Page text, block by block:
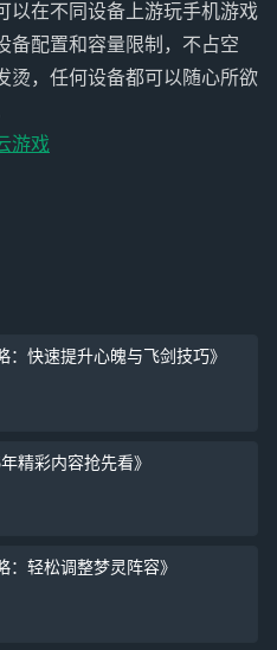
以在不同设备上游玩手机游戏
备配置和容量限制，不占空
烫，任何设备都可以随心所欲
游戏
：快速提升心魄与飞剑技巧》
精彩内容抢先看》
：轻松调整梦灵阵容》